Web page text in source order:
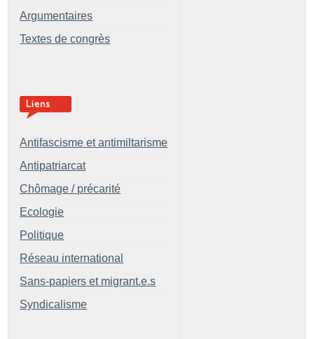
Argumentaires
Textes de congrès
Antifascisme et antimiltarisme
Antipatriarcat
Chômage / précarité
Ecologie
Politique
Réseau international
Sans-papiers et migrant.e.s
Syndicalisme